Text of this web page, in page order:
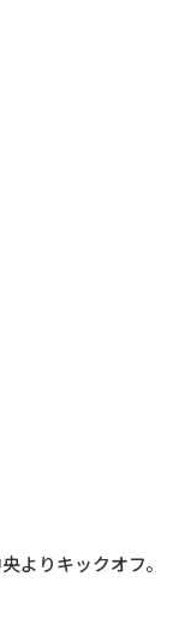
よりキックオフ。